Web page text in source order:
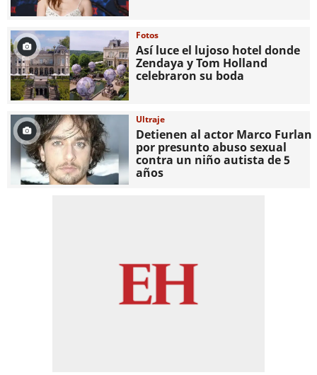
Fotos
Así luce el lujoso hotel donde
Zendaya y Tom Holland
celebraron su boda
Ultraje
Detienen al actor Marco Furlan
por presunto abuso sexual
contra un niño autista de 5
años